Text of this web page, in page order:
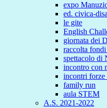
expo
ed. civica-
le gite
English
giornata dei
raccolta
spettacolo di
incontro con
incontri forze
family run
aula STEM
A.S. 2021-2022